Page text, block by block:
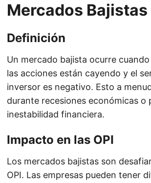
Mercados Bajistas
Definición
Un mercado bajista ocurre
las acciones están cayendo y el
inversor es negativo. Esto a
durante recesiones económicas o
inestabilidad financiera.
Impacto en las OPI
Los mercados bajistas son
OPI. Las empresas pueden tener